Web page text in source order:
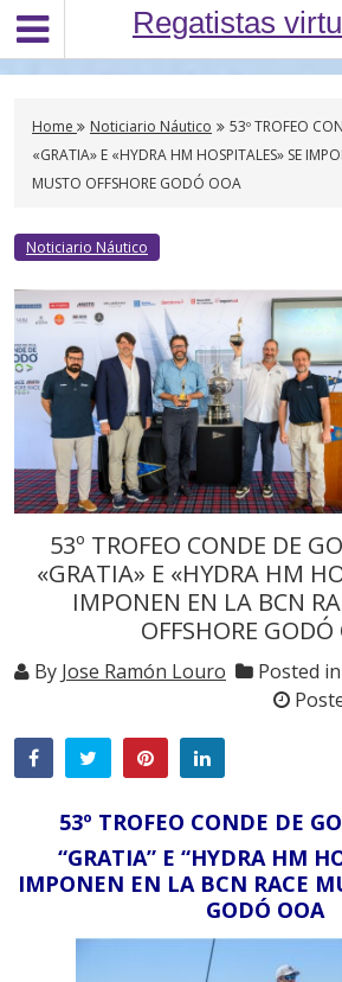
i
Regatistas
Home Noticiario Náutico
53º TROFEO
«GRATIA» E «HYDRA HM HOSPITALES» SE
MUSTO OFFSHORE GODÓ OOA
Noticiario Náutico
53º TROFEO CONDE DE
«GRATIA» E «HYDRA HM
IMPONEN EN LA BCN
OFFSHORE
By Jose Ramón Louro Posted in
53º TROFEO CONDE DE
“GRATIA” E “HYDRA HM
IMPONEN EN LA BCN RACE
GODÓ OOA